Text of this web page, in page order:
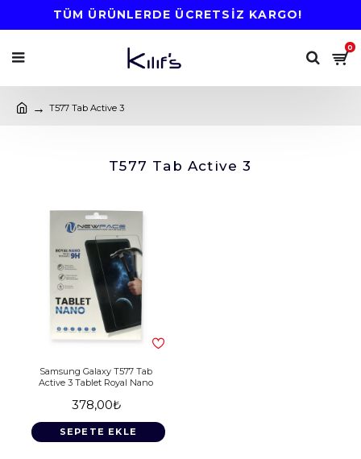
TÜM ÜRÜNLERDE ÜCRETSİZ KARGO!
0
T577 Tab Active 3
T577 Tab Active 3
Samsung Galaxy T577 Tab
Active 3 Tablet Royal Nano
378,00₺
SEPETE EKLE